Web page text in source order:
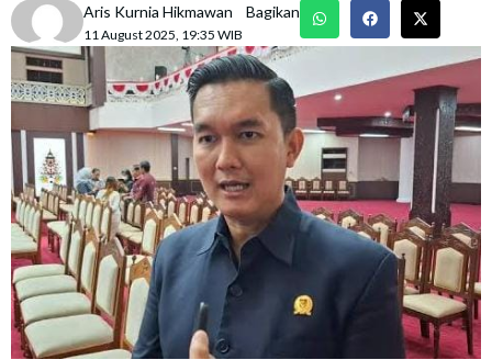
Aris Kurnia Hikmawan
11 August 2025, 19:35 WIB
Bagikan